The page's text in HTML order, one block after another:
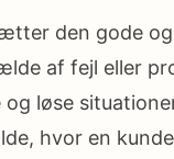
den gode
af fejl eller
løse
hvor en